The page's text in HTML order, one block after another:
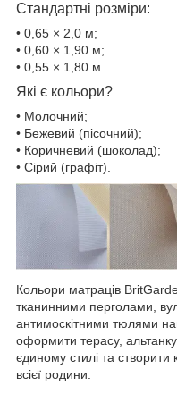
Стандартні розміри:
• 0,65 × 2,0 м;
• 0,60 × 1,90 м;
• 0,55 × 1,80 м.
Які є кольори?
• Молочний;
• Бежевий (пісочний);
• Коричневий (шоколад);
• Сірий (графіт).
Кольори матраців
тканинними перголами,
антимоскітними тюлями
оформити терасу,
єдиному стилі та
всієї родини.